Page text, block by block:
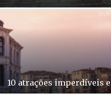
10 atrações imperdíveis